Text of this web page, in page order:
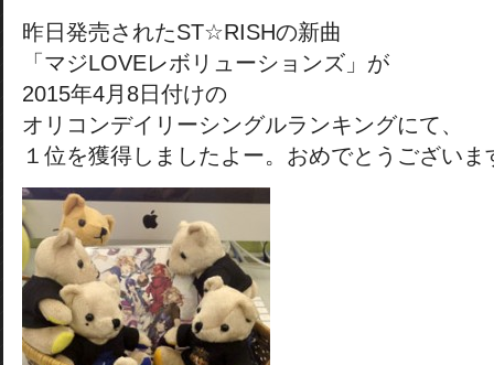
昨日発売されたST☆RISHの新曲
「マジLOVEレボリューションズ」が
2015年4月8日付けの
オリコンデイリーシングルランキングにて、
１位を獲得しましたよー。おめでとうございま